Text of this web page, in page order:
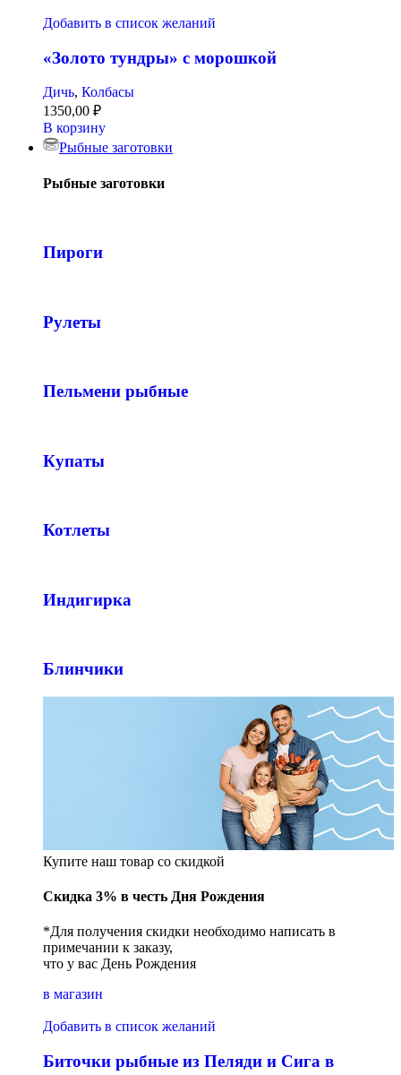
Добавить в список желаний
«Золото тундры» с морошкой
Дичь, Колбасы
1350,00 ₽
В корзину
Рыбные заготовки
Рыбные заготовки
Пироги
Рулеты
Пельмени рыбные
Купаты
Котлеты
Индигирка
Блинчики
Купите наш товар со скидкой
Скидка 3% в честь Дня Рождения
*Для получения скидки необходимо написать в
примечании к заказу,
что у вас День Рождения
в магазин
Добавить в список желаний
Биточки рыбные из Пеляди и Сига в